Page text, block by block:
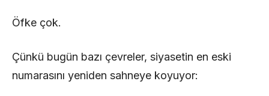
Öfke çok.
Çünkü bugün bazı çevreler, siyasetin en eski
numarasını yeniden sahneye koyuyor: